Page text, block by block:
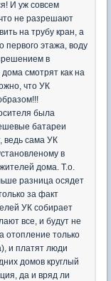
И уж совсем
не разрешают
на трубу кран, а
первого этажа, воду
в
смотрят как на
что УК
была
батареи
ведь сама УК
в
дома. Т.о.
разница осядет
за факт
УК собирает
все, и будут не
отопление только
и платят люди
домов круглый
да и вряд ли